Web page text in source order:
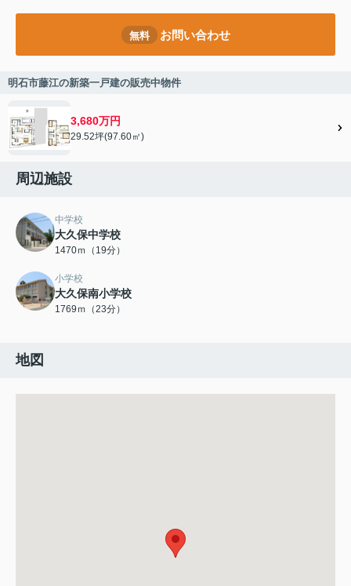
無料 お問い合わせ
明石市藤江の新築一戸建の販売中物件
3,680万円
29.52坪(97.60㎡)
周辺施設
中学校
大久保中学校
1470ｍ（19分）
小学校
大久保南小学校
1769ｍ（23分）
地図